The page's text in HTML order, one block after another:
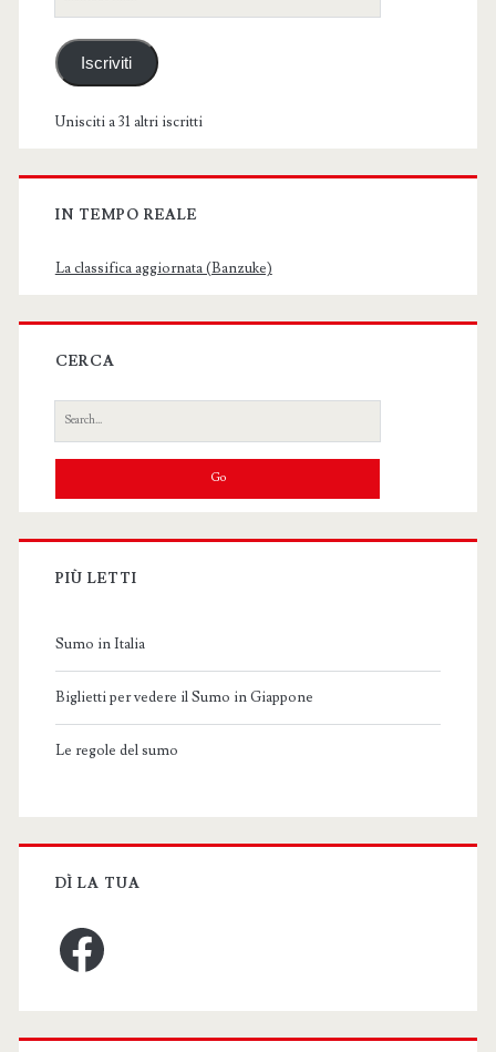
email
Iscriviti
Unisciti a 31 altri iscritti
IN TEMPO REALE
La classifica aggiornata (Banzuke)
CERCA
Search
for:
PIÙ LETTI
Sumo in Italia
Biglietti per vedere il Sumo in Giappone
Le regole del sumo
DÌ LA TUA
Facebook